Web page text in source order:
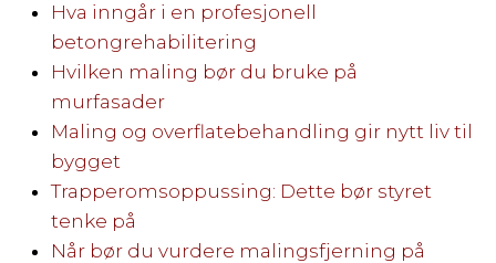
Hva inngår i en profesjonell
betongrehabilitering
Hvilken maling bør du bruke på
murfasader
Maling og overflatebehandling gir nytt liv til
bygget
Trapperomsoppussing: Dette bør styret
tenke på
Når bør du vurdere malingsfjerning på